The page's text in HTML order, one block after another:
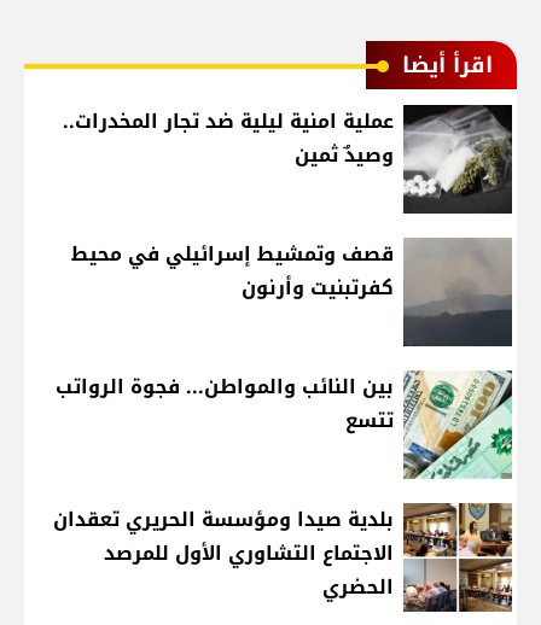
اقرأ أيضا
عملية امنية ليلية ضد تجار المخدرات..
وصيدٌ ثمين
قصف وتمشيط إسرائيلي في محيط
كفرتبنيت وأرنون
بين النائب والمواطن... فجوة الرواتب
تتسع
بلدية صيدا ومؤسسة الحريري تعقدان
الاجتماع التشاوري الأول للمرصد
الحضري